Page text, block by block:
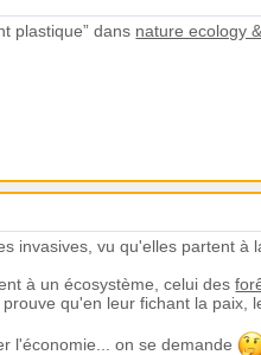
plastique” dans nature ecology
invasives, vu qu'elles partent à
à un écosystème, celui des
qu'en leur fichant la
l'économie... on se demande